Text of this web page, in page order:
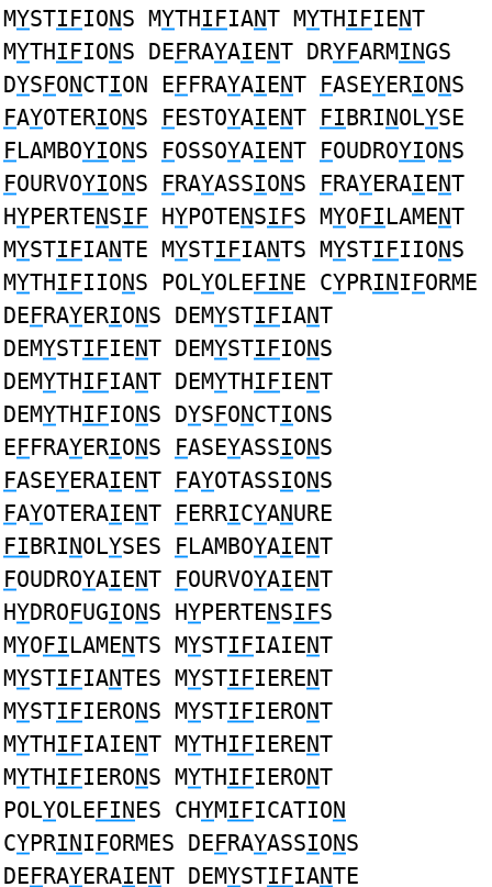
MYSTIFIONS MYTHIFIANT MYTHIFIENT
MYTHIFIONS DEFRAYAIENT DRYFARMINGS
DYSFONCTION EFFRAYAIENT FASEYERIONS
FAYOTERIONS FESTOYAIENT FIBRINOLYSE
FLAMBOYIONS FOSSOYAIENT FOUDROYIONS
FOURVOYIONS FRAYASSIONS FRAYERAIENT
HYPERTENSIF HYPOTENSIFS MYOFILAMENT
MYSTIFIANTE MYSTIFIANTS MYSTIFIIONS
MYTHIFIIONS POLYOLEFINE CYPRINIFORME
DEFRAYERIONS DEMYSTIFIANT
DEMYSTIFIENT DEMYSTIFIONS
DEMYTHIFIANT DEMYTHIFIENT
DEMYTHIFIONS DYSFONCTIONS
EFFRAYERIONS FASEYASSIONS
FASEYERAIENT FAYOTASSIONS
FAYOTERAIENT FERRICYANURE
FIBRINOLYSES FLAMBOYAIENT
FOUDROYAIENT FOURVOYAIENT
HYDROFUGIONS HYPERTENSIFS
MYOFILAMENTS MYSTIFIAIENT
MYSTIFIANTES MYSTIFIERENT
MYSTIFIERONS MYSTIFIERONT
MYTHIFIAIENT MYTHIFIERENT
MYTHIFIERONS MYTHIFIERONT
POLYOLEFINES CHYMIFICATION
CYPRINIFORMES DEFRAYASSIONS
DEFRAYERAIENT DEMYSTIFIANTE